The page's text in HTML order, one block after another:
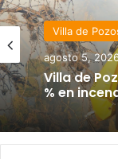
Villa de
agosto 5,
Villa de
% en